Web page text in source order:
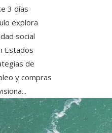
3 días
explora
social
Estados
de
y compras